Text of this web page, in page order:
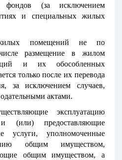
фондов (за исключением
и специальных жилых
помещений не по
размещение в жилом
и их обособленных
только после их перевода
за исключением случаев,
актами.
эксплуатацию
(или) предоставляющие
услуги, уполномоченные
общим имуществом,
общим имуществом, а